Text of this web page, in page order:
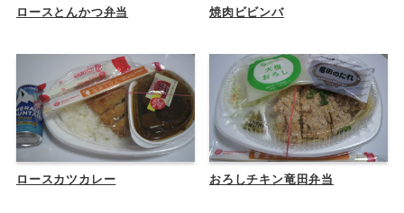
ロースとんかつ弁当 焼肉ビビンバ
ロースカツカレー おろしチキン竜田弁当